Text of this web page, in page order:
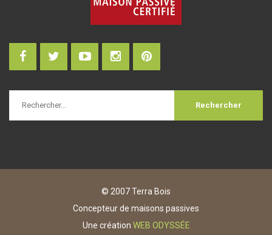
© 2007 Terra Bois
Concepteur de maisons passives
Une création WEB ODYSSÉE